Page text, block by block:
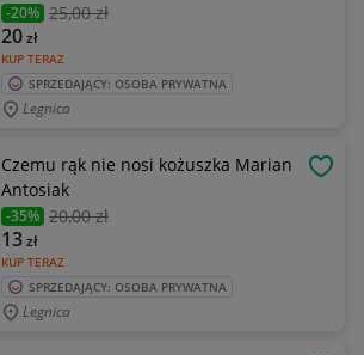
-20% 25,00 zł
KUP TERAZ
20zł
SPRZEDAJĄCY: OSOBA PRYWATNA
Legnica
Czemu rąk nie nosi kożuszka Marian
Antosiak
-35% 20,00 zł
KUP TERAZ
13zł
SPRZEDAJĄCY: OSOBA PRYWATNA
Legnica